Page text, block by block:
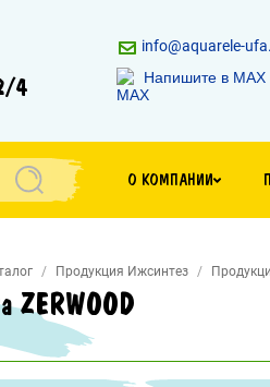
4
info@aquarele-
Напишите в MAX
О КОМПАНИИ
Продукция Ижсинтез
ZERWOOD